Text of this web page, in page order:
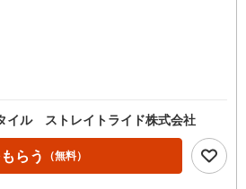
イル ストレイトライド株式会社
らう （無料）